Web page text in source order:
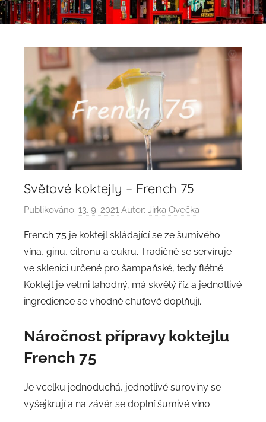
Světové koktejly – French 75
Publikováno: 13. 9. 2021 Autor: Jirka Ovečka
French 75 je koktejl skládající se ze šumivého
vína, ginu, citronu a cukru. Tradičně se servíruje
ve sklenici určené pro šampaňské, tedy flétně.
Koktejl je velmi lahodný, má skvělý říz a jednotlivé
ingredience se vhodně chuťově doplňují.
Náročnost přípravy koktejlu
French 75
Je vcelku jednoduchá, jednotlivé suroviny se
vyšejkrují a na závěr se doplní šumivé víno.